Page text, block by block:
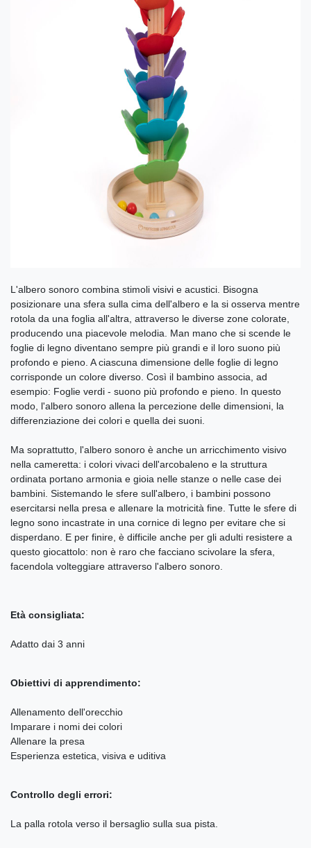
L'albero sonoro combina stimoli visivi e acustici. Bisogna
posizionare una sfera sulla cima dell'albero e la si osserva mentre
rotola da una foglia all'altra, attraverso le diverse zone colorate,
producendo una piacevole melodia. Man mano che si scende le
foglie di legno diventano sempre più grandi e il loro suono più
profondo e pieno. A ciascuna dimensione delle foglie di legno
corrisponde un colore diverso. Così il bambino associa, ad
esempio: Foglie verdi - suono più profondo e pieno. In questo
modo, l'albero sonoro allena la percezione delle dimensioni, la
differenziazione dei colori e quella dei suoni.
Ma soprattutto, l'albero sonoro è anche un arricchimento visivo
nella cameretta: i colori vivaci dell'arcobaleno e la struttura
ordinata portano armonia e gioia nelle stanze o nelle case dei
bambini. Sistemando le sfere sull'albero, i bambini possono
esercitarsi nella presa e allenare la motricità fine. Tutte le sfere di
legno sono incastrate in una cornice di legno per evitare che si
disperdano. E per finire, è difficile anche per gli adulti resistere a
questo giocattolo: non è raro che facciano scivolare la sfera,
facendola volteggiare attraverso l'albero sonoro.
Età consigliata:
Adatto dai 3 anni
Obiettivi di apprendimento:
Allenamento dell'orecchio
Imparare i nomi dei colori
Allenare la presa
Esperienza estetica, visiva e uditiva
Controllo degli errori:
La palla rotola verso il bersaglio sulla sua pista.